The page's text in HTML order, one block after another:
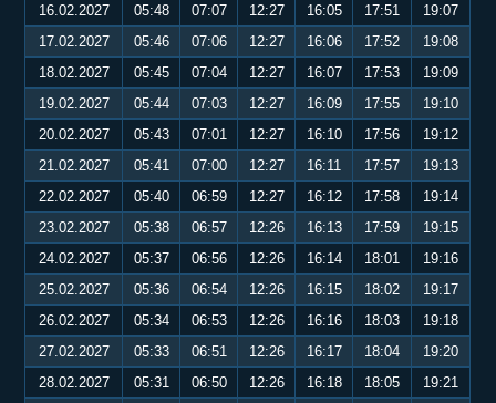
16.02.2027
05:48 07:07 12:27 16:05 17:51
19:07
17.02.2027
05:46 07:06 12:27 16:06 17:52
19:08
18.02.2027
05:45 07:04 12:27 16:07 17:53
19:09
19.02.2027
05:44 07:03 12:27 16:09 17:55
19:10
20.02.2027
05:43 07:01 12:27 16:10 17:56
19:12
21.02.2027
05:41 07:00 12:27 16:11 17:57
19:13
22.02.2027
05:40 06:59 12:27 16:12 17:58
19:14
23.02.2027
05:38 06:57 12:26 16:13 17:59
19:15
24.02.2027
05:37 06:56 12:26 16:14 18:01
19:16
25.02.2027
05:36 06:54 12:26 16:15 18:02
19:17
26.02.2027
05:34 06:53 12:26 16:16 18:03
19:18
27.02.2027
05:33 06:51 12:26 16:17 18:04
19:20
28.02.2027
05:31 06:50 12:26 16:18 18:05
19:21